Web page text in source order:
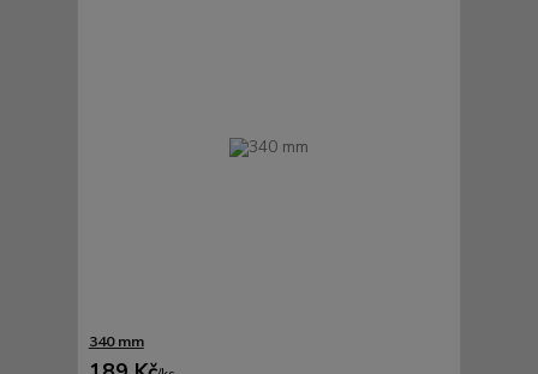
340 mm